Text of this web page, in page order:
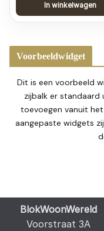
In winkelwagen
Voorbeeldwidget
Dit is een voorbeeld
zijbalk er standaard
toevoegen vanuit
aangepaste widgets
BlokWoonWereld
Voorstraat 3A